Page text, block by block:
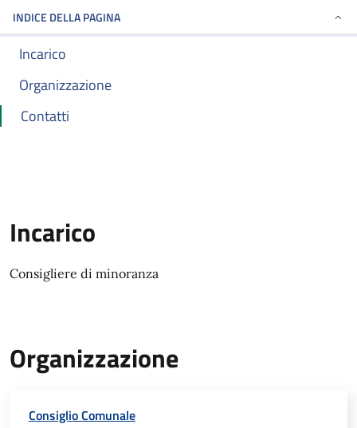
INDICE DELLA PAGINA
Incarico
Organizzazione
Contatti
Incarico
Consigliere di minoranza
Organizzazione
Consiglio Comunale